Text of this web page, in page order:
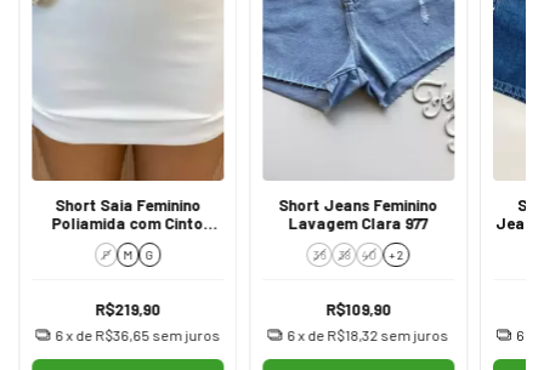
Short Saia Feminino
Poliamida com Cinto
Branco Fivela Prata
P M G
R$219,90
6x de R$36,65 sem juros
Short Jeans Feminino
Lavagem Clara 977
36 38 40 + 2
R$109,90
6 x de R$18,32 sem juros 6